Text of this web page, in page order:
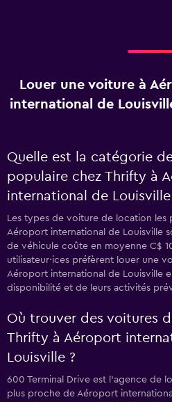
Louer une voiture à
international de
Quelle est la catégorie
populaire chez Thrifty à
international de Louisville
Les types de voiture de location les
Aéroport international de Louisville
de véhicule coûte en moyenne C$
utilisateur·ices préfèrent louer une
Aéroport international de Louisville
disponibilité et de leurs activités
Où trouver des voitures
Thrifty à Aéroport
Louisville ?
600 Terminal Drive est l'agence de
plus proche de Aéroport